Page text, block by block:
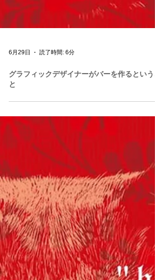
6月29日
グラフィックデザイナーがバーを作るという